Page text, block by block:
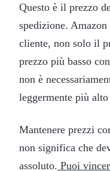
Questo è il prezzo
spedizione.
cliente, non solo il
prezzo più basso
non è
leggermente più
Mantenere prezzi
non significa che
assoluto. Puoi